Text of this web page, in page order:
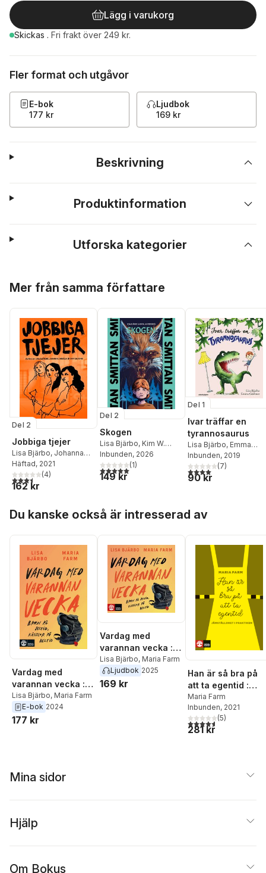
Lägg i varukorg
Skickas . Fri frakt över 249 kr.
Fler format och utgåvor
E-bok
177 kr
Ljudbok
169 kr
Beskrivning
Produktinformation
Utforska kategorier
Mer från samma författare
Del 2
Jobbiga tjejer
Lisa Bjärbo, Johanna
Lindbäck,Sara Ohlsson
Häftad, 2021
3,5utav 5 stjärnor. Totalt antal röster:
(4)
162 kr
Del 2
Skogen
Lisa Bjärbo, Kim W.
Andersson
Inbunden, 2026
5,0utav 5 stjärnor. Totalt antal röster:
(1)
149 kr
Del 1
Ivar träffar en
tyrannosaurus
Lisa Bjärbo, Emma
Göthner
Inbunden, 2019
4,0utav 5 stjärnor.
(7)
90 kr
Du kanske också är intresserad av
Vardag med
varannan vecka :
barn på deltid,
känslor på heltid
Lisa Bjärbo, Maria Farm
E-bok 2024
177 kr
Vardag med
varannan vecka :
barn på deltid,
känslor på heltid
Lisa Bjärbo, Maria Farm
Ljudbok 2025
169 kr
Han är så bra på
att ta egentid :
Jämställdhet i
praktiken
Maria Farm
Inbunden, 2021
4,6utav 5 stjärnor.
(5)
281 kr
Mina sidor
Hjälp
Om Bokus